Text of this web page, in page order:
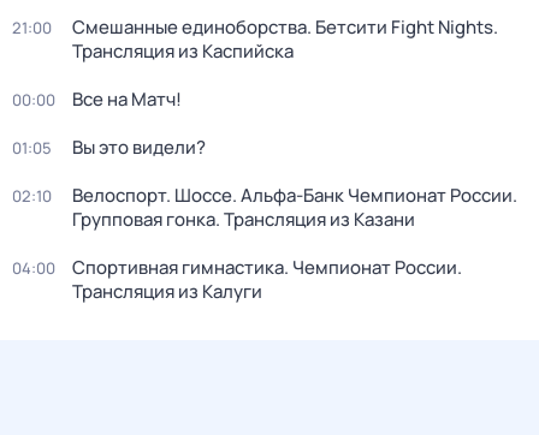
21:00
Смешанные единоборства. Бетсити Fight Nights.
Трансляция из Каспийска
00:00 Все на Матч!
01:05 Вы это видели?
02:10
Велоспорт. Шоссе. Альфа-Банк Чемпионат России.
Групповая гонка. Трансляция из Казани
04:00
Спортивная гимнастика. Чемпионат России.
Трансляция из Калуги